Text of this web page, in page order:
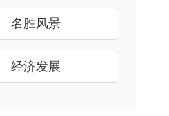
名胜风景
经济发展